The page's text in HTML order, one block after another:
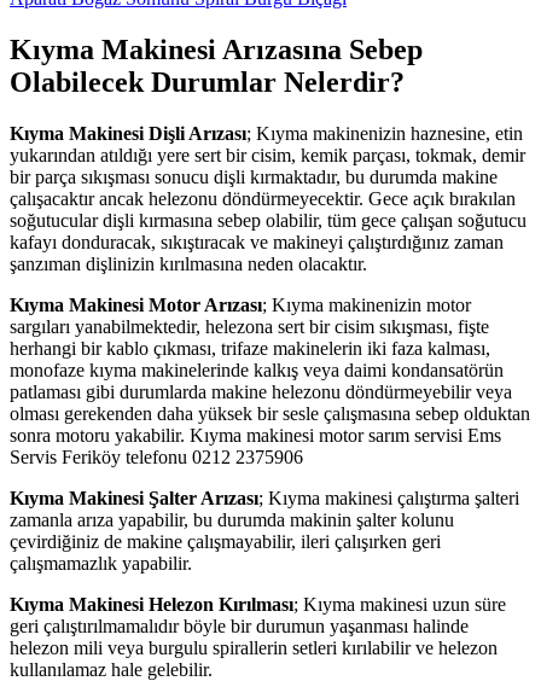
Kıyma Makinesi Arızasına Sebep
Olabilecek Durumlar Nelerdir?
Kıyma Makinesi Dişli Arızası; Kıyma makinenizin haznesine, etin
yukarından atıldığı yere sert bir cisim, kemik parçası, tokmak, demir
bir parça sıkışması sonucu dişli kırmaktadır, bu durumda makine
çalışacaktır ancak helezonu döndürmeyecektir. Gece açık bırakılan
soğutucular dişli kırmasına sebep olabilir, tüm gece çalışan soğutucu
kafayı donduracak, sıkıştıracak ve makineyi çalıştırdığınız zaman
şanzıman dişlinizin kırılmasına neden olacaktır.
Kıyma Makinesi Motor Arızası; Kıyma makinenizin motor
sargıları yanabilmektedir, helezona sert bir cisim sıkışması, fişte
herhangi bir kablo çıkması, trifaze makinelerin iki faza kalması,
monofaze kıyma makinelerinde kalkış veya daimi kondansatörün
patlaması gibi durumlarda makine helezonu döndürmeyebilir veya
olması gerekenden daha yüksek bir sesle çalışmasına sebep olduktan
sonra motoru yakabilir. Kıyma makinesi motor sarım servisi Ems
Servis Feriköy telefonu 0212 2375906
Kıyma Makinesi Şalter Arızası; Kıyma makinesi çalıştırma şalteri
zamanla arıza yapabilir, bu durumda makinin şalter kolunu
çevirdiğiniz de makine çalışmayabilir, ileri çalışırken geri
çalışmamazlık yapabilir.
Kıyma Makinesi Helezon Kırılması; Kıyma makinesi uzun süre
geri çalıştırılmamalıdır böyle bir durumun yaşanması halinde
helezon mili veya burgulu spirallerin setleri kırılabilir ve helezon
kullanılamaz hale gelebilir.